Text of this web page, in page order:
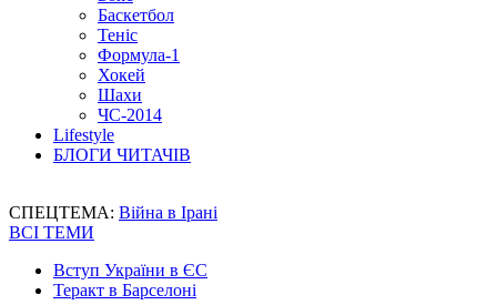
Баскетбол
Теніс
Формула-1
Хокей
Шахи
ЧС-2014
Lifestyle
БЛОГИ ЧИТАЧІВ
СПЕЦТЕМА: Війна в Ірані
ВСІ ТЕМИ
Вступ України в ЄС
Теракт в Барселоні